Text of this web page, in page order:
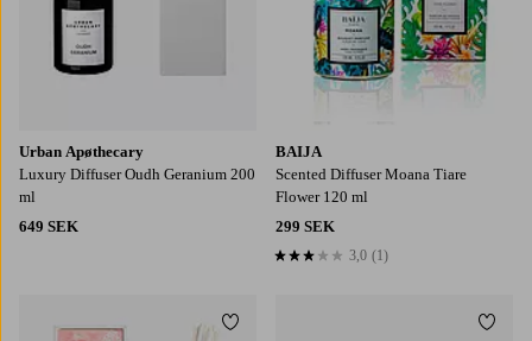
Urban Apøthecary
Luxury Diffuser Oudh Geranium 200
ml
649 SEK
BAIJA
Scented Diffuser Moana Tiare
Flower 120 ml
299 SEK
3,0 baserat på 1 st betyg
3,0 (1)
Lägg till i favoriter